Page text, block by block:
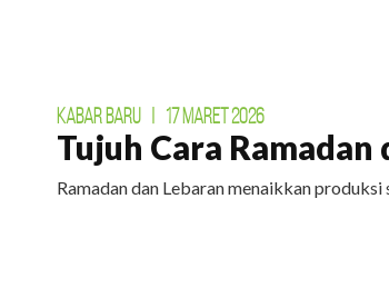
KABAR BARU | 17 MARET 2026
Tujuh Cara
Ramadan dan Lebaran menaikkan